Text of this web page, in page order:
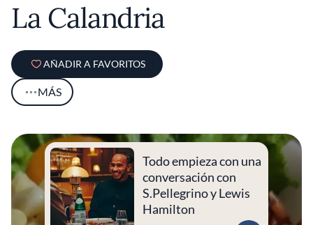
La Calandria
AÑADIR A FAVORITOS
MÁS
Todo empieza con una
conversación con
S.Pellegrino y Lewis
Hamilton